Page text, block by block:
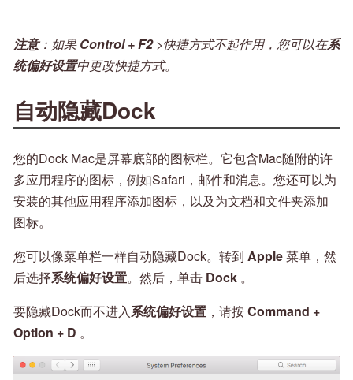
注意：如果Control + F2>快捷方式不起作用，您可以在系
统偏好设置中更改快捷方式。
自动隐藏Dock
您的Dock Mac是屏幕底部的图标栏。它包含Mac随附的许
多应用程序的图标，例如Safari，邮件和消息。您还可以为
安装的其他应用程序添加图标，以及为文档和文件夹添加
图标。
您可以像菜单栏一样自动隐藏Dock。转到 Apple菜单，然
后选择系统偏好设置。然后，单击 Dock 。
要隐藏Dock而不进入系统偏好设置 ，请按Command +
Option + D 。